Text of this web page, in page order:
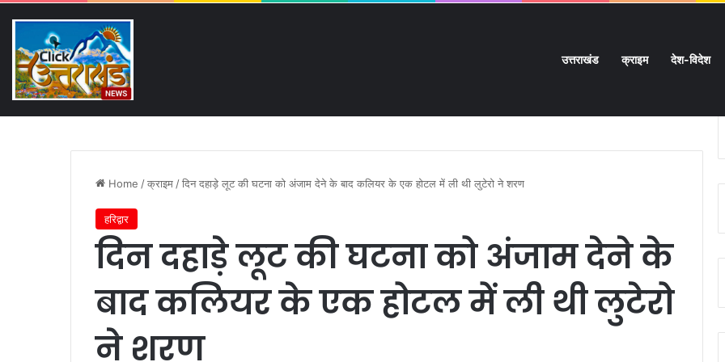
उत्तराखंड क्राइम देश-विदेश
Sunday, August 9 2026
Home /क्राइम /दिन दहाड़े लूट की घटना को अंजाम देने के बाद कलियर के एक होटल में ली थी लुटेरो ने शरण
हरिद्वार
दिन दहाड़े लूट की घटना को अंजाम देने के
बाद कलियर के एक होटल में ली थी लुटेरो
ने शरण